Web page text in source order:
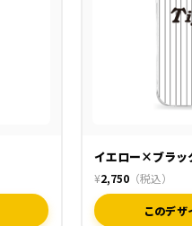
イエロー×ブラッ
¥2,750 （税込）
このデ